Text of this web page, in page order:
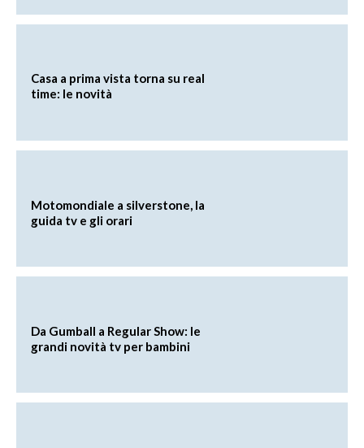
Casa a prima vista torna su real
time: le novità
Motomondiale a silverstone, la
guida tv e gli orari
Da Gumball a Regular Show: le
grandi novità tv per bambini